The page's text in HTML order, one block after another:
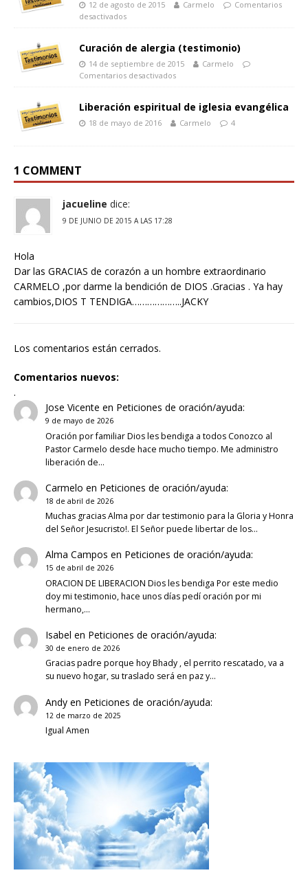
12 de agosto de 2015 Carmelo
Comentarios
desactivados
Curación de alergia (testimonio)
14 de septiembre de 2015
Carmelo
Comentarios desactivados
Liberación espiritual de iglesia evangélica
18 de mayo de 2016 Carmelo 4
1 COMMENT
jacueline dice:
9 DE JUNIO DE 2015 A LAS 17:28
Hola
Dar las GRACIAS de corazón a un hombre extraordinario
CARMELO ,por darme la bendición de DIOS .Gracias . Ya hay
cambios,DIOS T TENDIGA………………..JACKY
Los comentarios están cerrados.
Comentarios nuevos:
.
Jose Vicente en Peticiones de oración/ayuda:
9 de mayo de 2026
Oración por familiar Dios les bendiga a todos Conozco al
Pastor Carmelo desde hace mucho tiempo. Me administro
liberación de…
Carmelo en Peticiones de oración/ayuda:
18 de abril de 2026
Muchas gracias Alma por dar testimonio para la Gloria y Honra
del Señor Jesucristo!. El Señor puede libertar de los…
Alma Campos en Peticiones de oración/ayuda:
15 de abril de 2026
ORACION DE LIBERACION Dios les bendiga Por este medio
doy mi testimonio, hace unos días pedí oración por mi
hermano,…
Isabel en Peticiones de oración/ayuda:
30 de enero de 2026
Gracias padre porque hoy Bhady , el perrito rescatado, va a
su nuevo hogar, su traslado será en paz y…
Andyen Peticiones de oración/ayuda:
12 de marzo de 2025
Igual Amen